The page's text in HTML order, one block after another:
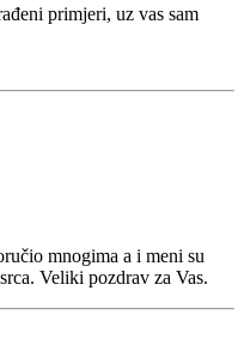
primjeri, uz vas sam
mnogima a i meni su
Veliki pozdrav za Vas.